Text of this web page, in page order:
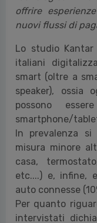
offrire
nuovi flussi di
Lo studio
italiani
smart (oltre a
speaker), ossia
possono
smartphone/
In prevalenza
misura minore
casa,
etc....) e, infine,
auto connesse
Per quanto
intervistati